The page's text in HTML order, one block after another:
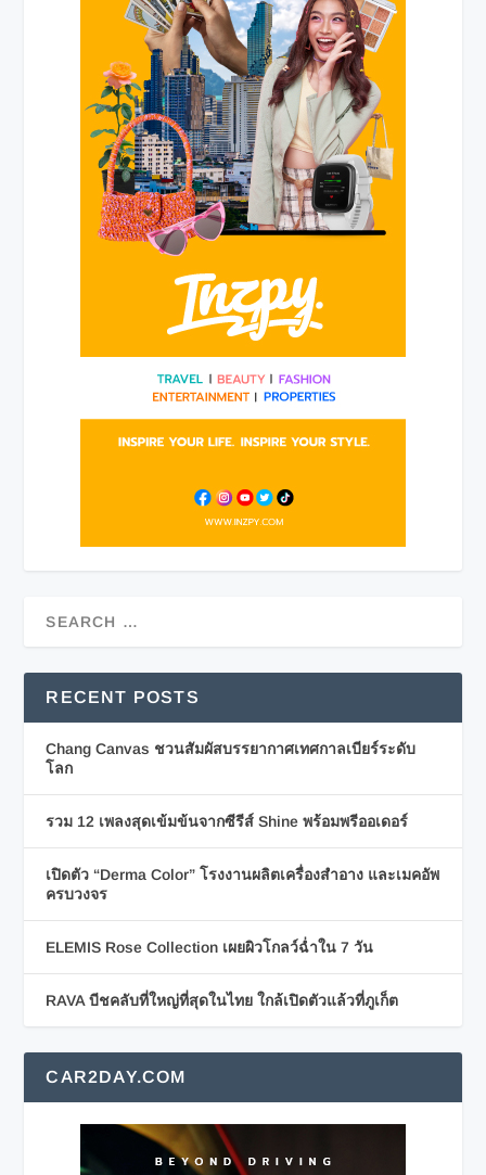
RECENT POSTS
Chang Canvas ชวนสัมผัสบรรยากาศเทศกาลเบียร์ระดับ
โลก
รวม 12 เพลงสุดเข้มข้นจากซีรีส์ Shine พร้อมพรีออเดอร์
เปิดตัว “Derma Color” โรงงานผลิตเครื่องสำอาง และเมคอัพ
ครบวงจร
ELEMIS Rose Collection เผยผิวโกลว์ฉ่ำใน 7 วัน
RAVA บีชคลับที่ใหญ่ที่สุดในไทย ใกล้เปิดตัวแล้วที่ภูเก็ต
CAR2DAY.COM